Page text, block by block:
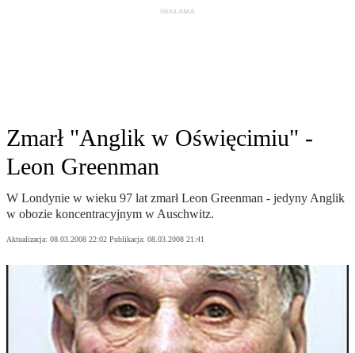
Zmarł "Anglik w Oświęcimiu" -
Leon Greenman
W Londynie w wieku 97 lat zmarł Leon Greenman - jedyny Anglik
w obozie koncentracyjnym w Auschwitz.
Aktualizacja: 08.03.2008 22:02 Publikacja: 08.03.2008 21:41